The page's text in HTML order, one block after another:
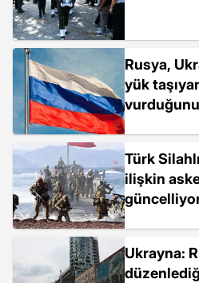
Rusya,
yük
vurduğunu
Türk
ilişkin
Ukrayna: